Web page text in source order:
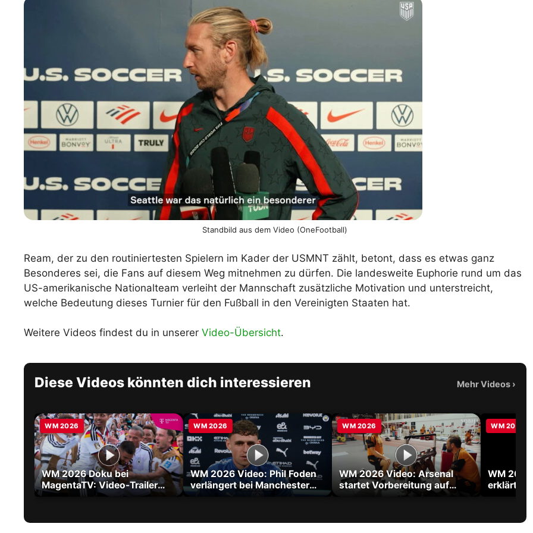
WM 2026 Spielplan Excel – kostenlos
downloaden & automatisch ausfüllen
Standbild aus dem Video (OneFootball)
Ream, der zu den routiniertesten Spielern im Kader der USMNT zählt, betont, dass es etwas ganz
Besonderes sei, die Fans auf diesem Weg mitnehmen zu dürfen. Die landesweite Euphorie rund um das
US-amerikanische Nationalteam verleiht der Mannschaft zusätzliche Motivation und unterstreicht,
welche Bedeutung dieses Turnier für den Fußball in den Vereinigten Staaten hat.
Weitere Videos findest du in unserer Video-Übersicht.
Diese Videos könnten dich interessieren Mehr Videos ›
WM 2026
WM 2026 Doku bei
MagentaTV: Video-Trailer
zum Film über die größte WM
WM 2026
WM 2026 Video: Phil Foden
verlängert bei Manchester
City bis 2030
WM 2026
WM 2026 Video: Arsenal
startet Vorbereitung auf
Titelverteidigung in der
WM 2026
WM
erklärt